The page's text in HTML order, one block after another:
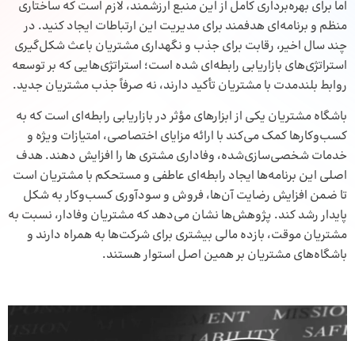
اما برای بهره‌برداری کامل از این منبع ارزشمند، لازم است که ساختاری
منظم و برنامه‌ای هدفمند برای مدیریت این ارتباطات ایجاد کنید. در
چند سال اخیر، رقابت برای جذب و نگهداری مشتریان باعث شکل‌گیری
استراتژی‌های بازاریابی رابطه‌ای شده است؛ استراتژی‌هایی که بر توسعه
روابط بلندمدت با مشتریان تأکید دارند، نه صرفاً جذب مشتریان جدید.
باشگاه مشتریان یکی از ابزارهای مؤثر در بازاریابی رابطه‌ای است که به
کسب‌وکارها کمک می‌کند با ارائه مزایای اختصاصی، امتیازات ویژه و
خدمات شخصی‌سازی‌شده، وفاداری مشتریها را افزایش دهند. هدف
اصلی این برنامه‌ها ایجاد رابطه‌ای عاطفی و مستحکم با مشتریان است
تا ضمن افزایش رضایت آن‌ها، فروش و سودآوری کسب‌وکار به شکل
پایدار رشد کند. پژوهش‌ها نشان می‌دهد که مشتریان وفادار، نسبت به
مشتریان موقت، بازده مالی بیشتری برای شرکت‌ها به همراه دارند و
باشگاه‌های مشتریان بر همین اصل استوار هستند.